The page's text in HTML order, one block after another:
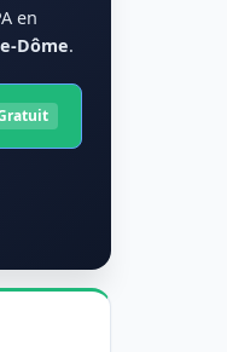
en
Dôme.